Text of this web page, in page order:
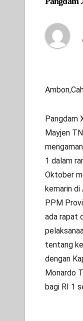
Pangdam
Mayjen
1 dalam
Oktober
kemarin di
PPM
ada rapat
tentang
dengan
Monardo
bagi RI 1